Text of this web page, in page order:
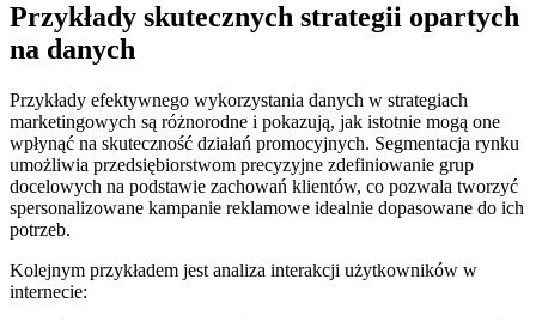
Przykłady skutecznych strategii opartych
na danych
Przykłady efektywnego wykorzystania danych w strategiach
marketingowych są różnorodne i pokazują, jak istotnie mogą one
wpłynąć na skuteczność działań promocyjnych. Segmentacja rynku
umożliwia przedsiębiorstwom precyzyjne zdefiniowanie grup
docelowych na podstawie zachowań klientów, co pozwala tworzyć
spersonalizowane kampanie reklamowe idealnie dopasowane do ich
potrzeb.
Kolejnym przykładem jest analiza interakcji użytkowników w
internecie: